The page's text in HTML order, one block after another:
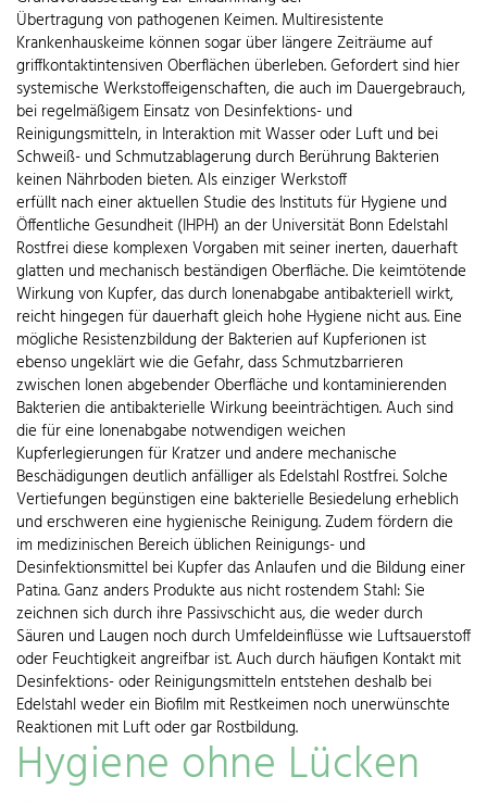
Übertragung von pathogenen Keimen. Multiresistente
Krankenhauskeime können sogar über längere Zeiträume auf
griffkontaktintensiven Oberflächen überleben. Gefordert sind hier
systemische Werkstoffeigenschaften, die auch im Dauergebrauch,
bei regelmäßigem Einsatz von Desinfektions- und
Reinigungsmitteln, in Interaktion mit Wasser oder Luft und bei
Schweiß- und Schmutzablagerung durch Berührung Bakterien
keinen Nährboden bieten. Als einziger Werkstoff
erfüllt nach einer aktuellen Studie des Instituts für Hygiene und
Öffentliche Gesundheit (IHPH) an der Universität Bonn Edelstahl
Rostfrei diese komplexen Vorgaben mit seiner inerten, dauerhaft
glatten und mechanisch beständigen Oberfläche. Die keimtötende
Wirkung von Kupfer, das durch Ionenabgabe antibakteriell wirkt,
reicht hingegen für dauerhaft gleich hohe Hygiene nicht aus. Eine
mögliche Resistenzbildung der Bakterien auf Kupferionen ist
ebenso ungeklärt wie die Gefahr, dass Schmutzbarrieren
zwischen Ionen abgebender Oberfläche und kontaminierenden
Bakterien die antibakterielle Wirkung beeinträchtigen. Auch sind
die für eine Ionenabgabe notwendigen weichen
Kupferlegierungen für Kratzer und andere mechanische
Beschädigungen deutlich anfälliger als Edelstahl Rostfrei. Solche
Vertiefungen begünstigen eine bakterielle Besiedelung erheblich
und erschweren eine hygienische Reinigung. Zudem fördern die
im medizinischen Bereich üblichen Reinigungs- und
Desinfektionsmittel bei Kupfer das Anlaufen und die Bildung einer
Patina. Ganz anders Produkte aus nicht rostendem Stahl: Sie
zeichnen sich durch ihre Passivschicht aus, die weder durch
Säuren und Laugen noch durch Umfeldeinflüsse wie Luftsauerstoff
oder Feuchtigkeit angreifbar ist. Auch durch häufigen Kontakt mit
Desinfektions- oder Reinigungsmitteln entstehen deshalb bei
Edelstahl weder ein Biofilm mit Restkeimen noch unerwünschte
Reaktionen mit Luft oder gar Rostbildung.
Hygiene ohne Lücken